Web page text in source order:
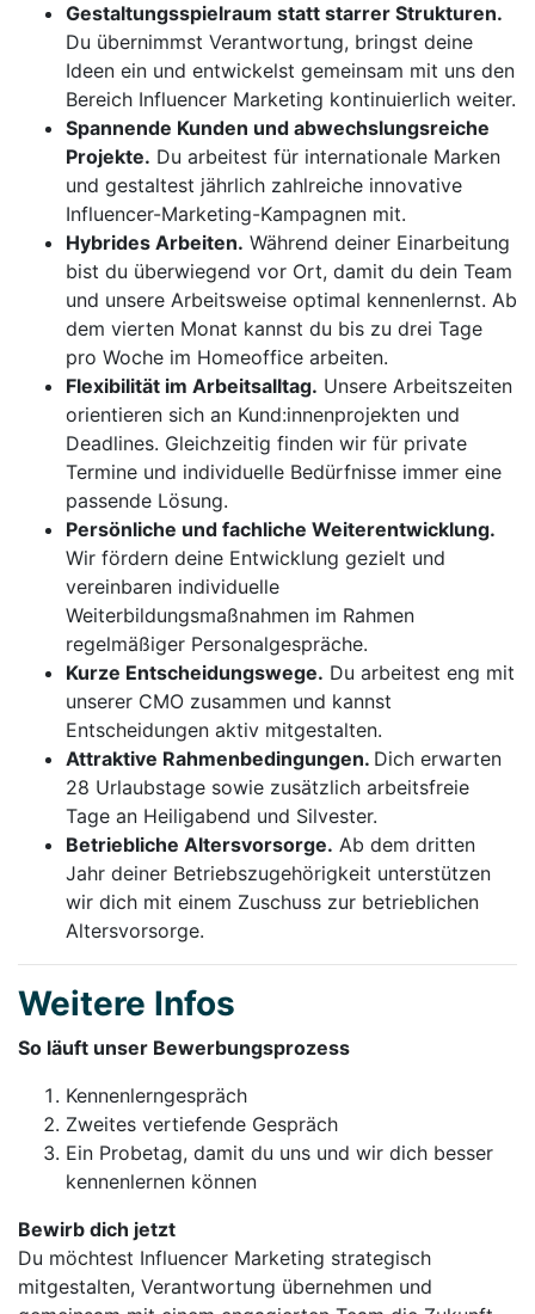
Gestaltungsspielraum statt starrer Strukturen.
Du übernimmst Verantwortung, bringst deine
Ideen ein und entwickelst gemeinsam mit uns den
Bereich Influencer Marketing kontinuierlich weiter.
Spannende Kunden und abwechslungsreiche
Projekte. Du arbeitest für internationale Marken
und gestaltest jährlich zahlreiche innovative
Influencer-Marketing-Kampagnen mit.
Hybrides Arbeiten. Während deiner Einarbeitung
bist du überwiegend vor Ort, damit du dein Team
und unsere Arbeitsweise optimal kennenlernst. Ab
dem vierten Monat kannst du bis zu drei Tage
pro Woche im Homeoffice arbeiten.
Flexibilität im Arbeitsalltag. Unsere Arbeitszeiten
orientieren sich an Kund:innenprojekten und
Deadlines. Gleichzeitig finden wir für private
Termine und individuelle Bedürfnisse immer eine
passende Lösung.
Persönliche und fachliche Weiterentwicklung.
Wir fördern deine Entwicklung gezielt und
vereinbaren individuelle
Weiterbildungsmaßnahmen im Rahmen
regelmäßiger Personalgespräche.
Kurze Entscheidungswege. Du arbeitest eng mit
unserer CMO zusammen und kannst
Entscheidungen aktiv mitgestalten.
Attraktive Rahmenbedingungen. Dich erwarten
28 Urlaubstage sowie zusätzlich arbeitsfreie
Tage an Heiligabend und Silvester.
Betriebliche Altersvorsorge. Ab dem dritten
Jahr deiner Betriebszugehörigkeit unterstützen
wir dich mit einem Zuschuss zur betrieblichen
Altersvorsorge.
Weitere Infos
So läuft unser Bewerbungsprozess
Kennenlerngespräch
Zweites vertiefende Gespräch
Ein Probetag, damit du uns und wir dich besser
kennenlernen können
Bewirb dich jetzt
Du möchtest Influencer Marketing strategisch
mitgestalten, Verantwortung übernehmen und